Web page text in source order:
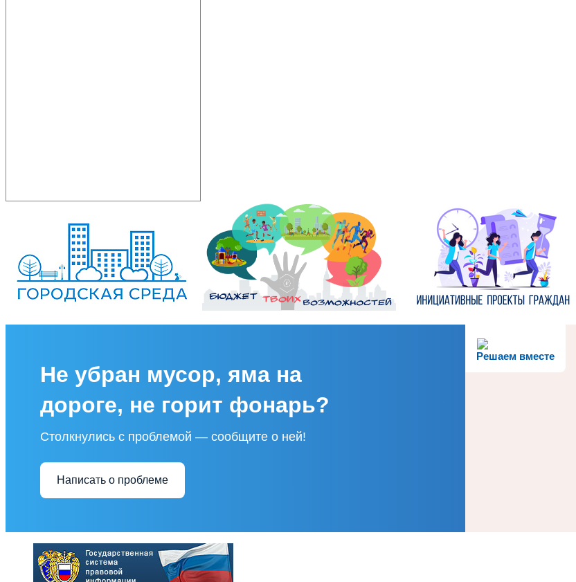
Решаем вместе
Не убран мусор, яма на
дороге, не горит фонарь?
Столкнулись с проблемой — сообщите о ней!
Написать о проблеме